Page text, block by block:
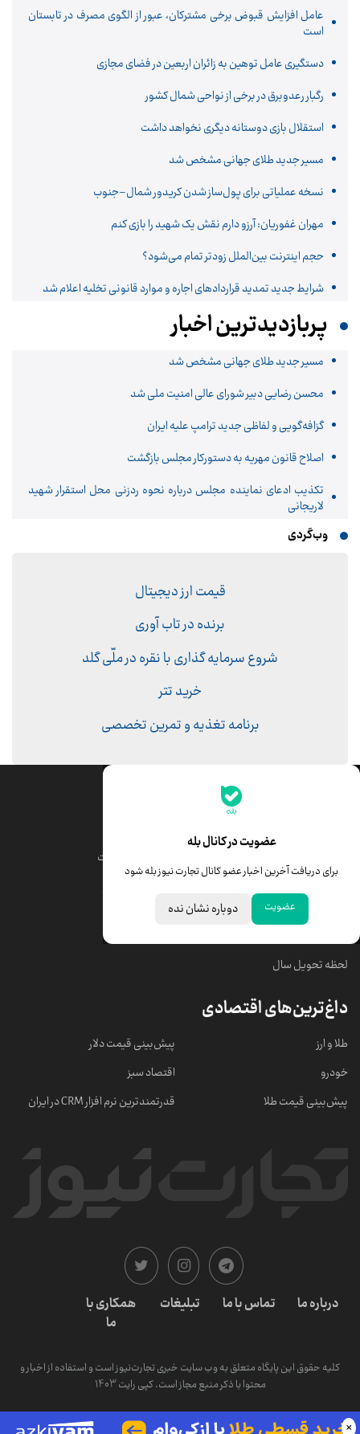
عامل افزایش قبوض برخی مشترکان، عبور از الگوی مصرف در تابستان
است
دستگیری عامل توهین به زائران اربعین در فضای مجازی
رگبار رعدوبرق در برخی از نواحی شمال کشور
استقلال بازی دوستانه دیگری نخواهد داشت
مسیر جدید طلای جهانی مشخص شد
نسخه عملیاتی برای پول‌ساز شدن کریدور شمال–جنوب
مهران غفوریان: آرزو دارم نقش یک شهید را بازی کنم
حجم اینترنت بین‌الملل زودتر تمام می‌شود؟
شرایط جدید تمدید قراردادهای اجاره و موارد قانونی تخلیه اعلام شد
پربازدیدترین اخبار
مسیر جدید طلای جهانی مشخص شد
محسن رضایی دبیر شورای عالی امنیت ملی شد
گزافه‌گویی و لفاظی جدید ترامپ علیه ایران
اصلاح قانون مهریه به دستورکار مجلس بازگشت
تکذیب ادعای نماینده مجلس درباره نحوه ردزنی محل استقرار شهید
لاریجانی
وب‌گردی
قیمت ارز دیجیتال
برنده در تاب آوری
شروع سرمایه گذاری با نقره در ملّی گلد
خرید تتر
برنامه تغذیه و تمرین تخصصی
عضویت در کانال بله
برای دریافت آخرین اخبار عضو کانال تجارت نیوز بله شود
عضویت دوباره نشان نده
جدیدترین قیمت‌ها
قیمت درهم امارات
خبرهای مهم
لحظه تحویل سال
داغ‌ترین‌های اقتصادی
طلا و ارز
خودرو
پیش‌بینی قیمت طلا
پیش‌بینی قیمت دلار
اقتصاد سبز
قدرتمندترین نرم‌ افزار CRM در ایران
درباره ما تماس با ما تبلیغات
همکاری با
ما
کلیه حقوق این پایگاه متعلق به وب سایت خبری تجارت‌نیوز است و استفاده از اخبار و
محتوا با ذکر منبع مجاز است. کپی رایت 1403
×